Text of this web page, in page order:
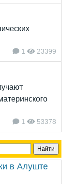
1 23399
1 53378